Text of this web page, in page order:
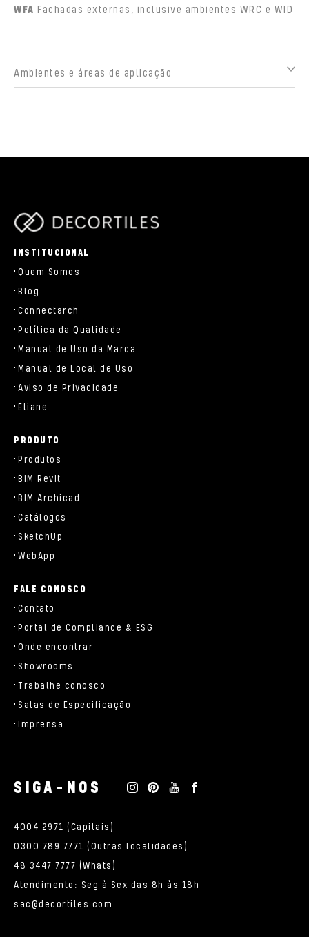
WFA Fachadas externas, inclusive ambientes WRC e WID
Ambientes e áreas de aplicação
INSTITUCIONAL
Quem Somos
Blog
Connectarch
Política da Qualidade
Manual de Uso da Marca
Manual de Local de Uso
Aviso de Privacidade
Eliane
PRODUTO
Produtos
BIM Revit
BIM Archicad
Catálogos
SketchUp
WebApp
FALE CONOSCO
Contato
Portal de Compliance & ESG
Onde encontrar
Showrooms
Trabalhe conosco
Salas de Especificação
Imprensa
SIGA-NOS
4004 2971 (Capitais)
0300 789 7771 (Outras localidades)
48 3447 7777 (Whats)
Atendimento: Seg à Sex das 8h às 18h
sac@decortiles.com